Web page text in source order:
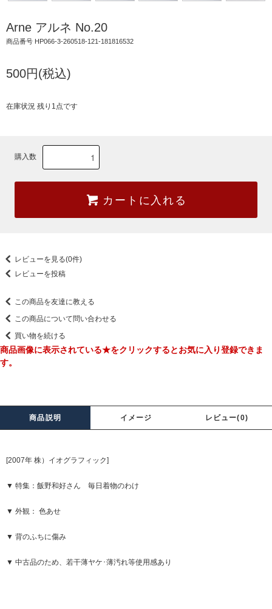
Arne アルネ No.20
商品番号 HP066-3-260518-121-181816532
500円(税込)
在庫状況 残り1点です
購入数
カートに入れる
レビューを見る(0件)
レビューを投稿
この商品を友達に教える
この商品について問い合わせる
買い物を続ける
商品画像に表示されている★をクリックするとお気に入り登録できま
す。
商品説明 イメージ レビュー(0)
[2007年 株）イオグラフィック]
▼ 特集：飯野和好さん 毎日着物のわけ
▼ 外観： 色あせ
▼ 背のふちに傷み
▼ 中古品のため、若干薄ヤケ･薄汚れ等使用感あり